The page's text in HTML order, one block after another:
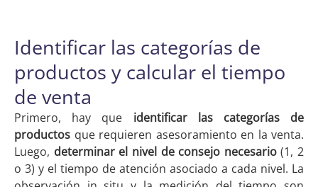
Identificar las categorías de
productos y calcular el tiempo
de venta
Primero, hay que identificar las categorías de
productos que requieren asesoramiento en la venta.
Luego, determinar el nivel de consejo necesario(1, 2
o 3) y el tiempo de atención asociado a cada nivel. La